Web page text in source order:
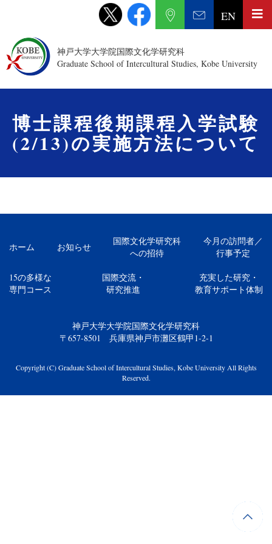
神戸大学大学院国際文化学研究科
Graduate School of Intercultural Studies, Kobe University
EN
博士課程後期課程入学試験
(2/13)の実施方法について
ホーム お知らせ
国際文化学研究科
への招待
今月の訪問者／
行事予定
15の多様な
専門コース
国際交流・
研究推進
充実した研究・
教育サポート体制
神戸大学大学院国際文化学研究科
〒657-8501 兵庫県神戸市灘区鶴甲1-2-1
Copyright (C) Graduate School of Intercultural Studies, Kobe University All Rights
Reserved.